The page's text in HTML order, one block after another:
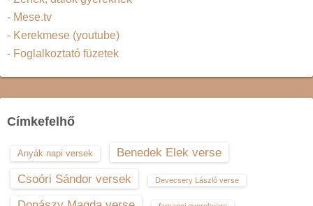
- Mese.tv
- Kerekmese (youtube)
- Foglalkoztató füzetek
Címkefelhő
Anyák napi versek
Benedek Elek verse
Csoóri Sándor versek
Devecsery László verse